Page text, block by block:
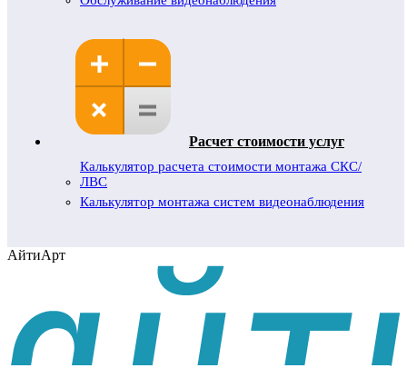
Расчет стоимости услуг
Калькулятор расчета стоимости монтажа СКС/
ЛВС
Калькулятор монтажа систем видеонаблюдения
АйтиАрт